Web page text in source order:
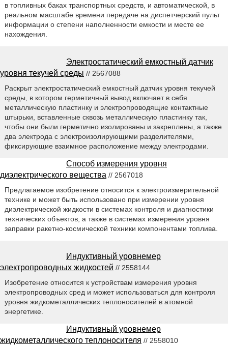
в топливных баках транспортных средств, и автоматической, в
реальном масштабе времени передаче на диспетчерский пульт
информации о степени наполненности емкости и месте ее
нахождения.
Электростатический емкостный датчик
уровня текучей среды // 2567088
Раскрыт электростатический емкостный датчик уровня текучей
среды, в котором герметичный вывод включает в себя
металлическую пластинку и электропроводящие контактные
штырьки, вставленные сквозь металлическую пластинку так,
чтобы они были герметично изолированы и закреплены, а также
два электрода с электроизолирующими разделителями,
фиксирующие взаимное расположение между электродами.
Способ измерения уровня
диэлектрического вещества // 2567018
Предлагаемое изобретение относится к электроизмерительной
технике и может быть использовано при измерении уровня
диэлектрической жидкости в системах контроля и диагностики
технических объектов, а также в системах измерения уровня
заправки ракетно-космической техники компонентами топлива.
Индуктивный уровнемер
электропроводных жидкостей // 2558144
Изобретение относится к устройствам измерения уровня
электропроводных сред и может использоваться для контроля
уровня жидкометаллических теплоносителей в атомной
энергетике.
Индуктивный уровнемер
жидкометаллического теплоносителя // 2558010